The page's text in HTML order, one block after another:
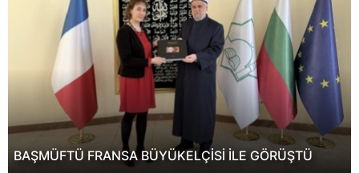
BAŞMÜFTÜ FRANSA BÜYÜKELÇİSİ İLE GÖRÜŞTÜ